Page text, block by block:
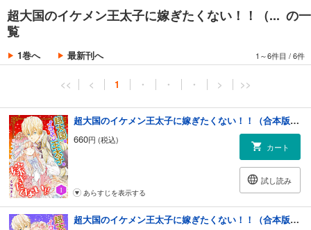
超大国のイケメン王太子に嫁ぎたくない！！（... の一
覧
1巻へ 最新刊へ 1～6件目 /6件
<< < 1 ・ ・ ・ > >>
超大国のイケメン王太子に嫁ぎたくない！！（合本版） 1巻
660円 (税込)
カート
試し読み
あらすじを表示する
超大国のイケメン王太子に嫁ぎたくない！！（合本版） 2巻